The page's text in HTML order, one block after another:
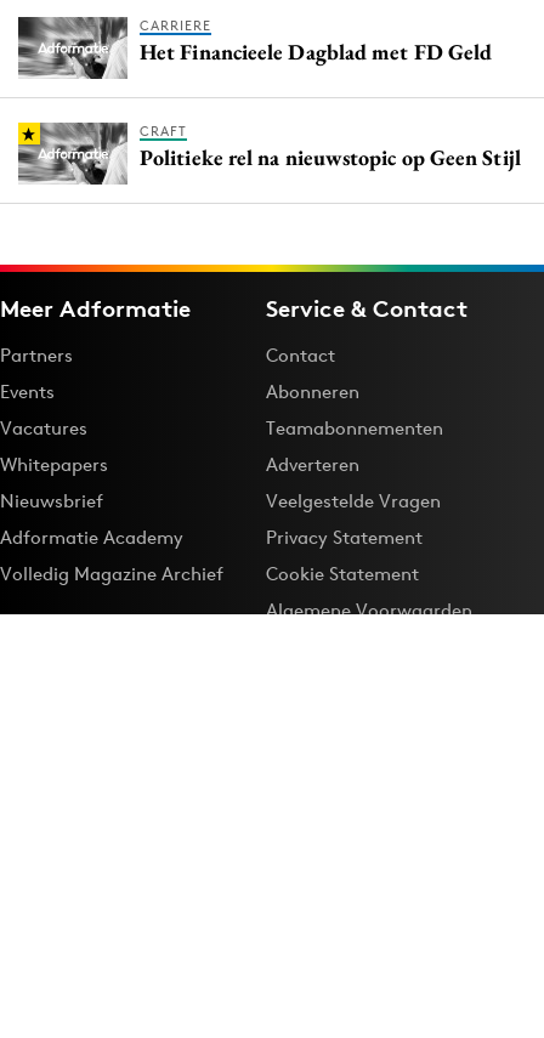
CARRIERE
Het Financieele Dagblad met FD Geld
CRAFT
Politieke rel na nieuwstopic op Geen Stijl
Meer Adformatie
Partners
Events
Vacatures
Whitepapers
Nieuwsbrief
Adformatie Academy
Volledig Magazine Archief
Service & Contact
Contact
Abonneren
Teamabonnementen
Adverteren
Veelgestelde Vragen
Privacy Statement
Cookie Statement
Algemene Voorwaarden